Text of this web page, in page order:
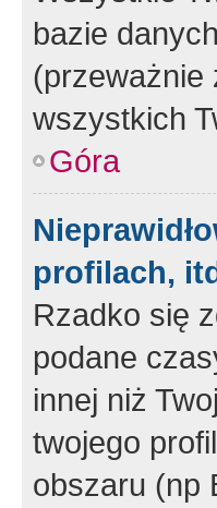
bazie
(przeważnie
wszystkich
Góra
profilach,
Rzadko się
podane
innej niż
twojego
obszaru (np